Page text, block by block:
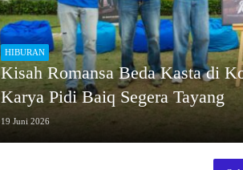
HIBURAN
Kisah Romansa Beda Kasta di
Karya Pidi Baiq Segera Tayang
19 Juni 2026